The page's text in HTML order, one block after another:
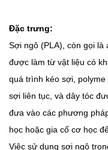
Đặc trưng:
Sợi ngô (PLA), còn gọi là
được làm từ vật liệu có
quá trình kéo sợi,
sợi liên tục, và dây tóc
đưa vào các phương
học hoặc gia cố cơ học
Việc sử dụng sợi ngô